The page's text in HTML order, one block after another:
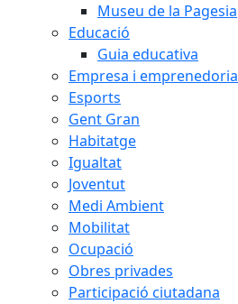
Museu de la Pagesia
Educació
Guia educativa
Empresa i emprenedoria
Esports
Gent Gran
Habitatge
Igualtat
Joventut
Medi Ambient
Mobilitat
Ocupació
Obres privades
Participació ciutadana